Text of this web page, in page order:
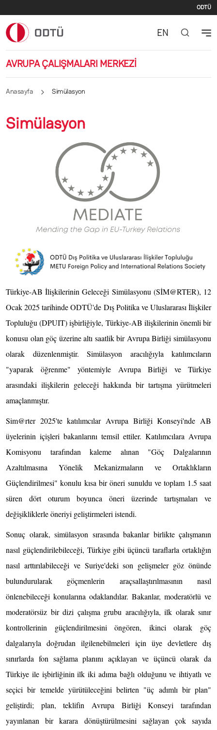
ODTÜ
AVRUPA ÇALIŞMALARI MERKEZİ
EN
Anasayfa Simülasyon
Simülasyon
Türkiye-AB İlişkilerinin Geleceği Simülasyonu (SİM@RTER), 12
Ocak 2025 tarihinde ODTÜ'de Dış Politika ve Uluslararası İlişkiler
Topluluğu (DPUIT) işbirliğiyle, Türkiye-AB ilişkilerinin önemli bir
konusu olan göç üzerine altı saatlik bir Avrupa Birliği simülasyonu
olarak düzenlenmiştir. Simülasyon aracılığıyla katılımcıların
"yaparak öğrenme" yöntemiyle Avrupa Birliği ve Türkiye
arasındaki ilişkilerin geleceği hakkında bir tartışma yürütmeleri
amaçlanmıştır.
Sim@rter 2025'te katılımcılar Avrupa Birliği Konseyi'nde AB
üyelerinin içişleri bakanlarını temsil ettiler. Katılımcılara Avrupa
Komisyonu tarafından kaleme alınan "Göç Dalgalarının
Azaltılmasına Yönelik Mekanizmaların ve Ortaklıkların
Güçlendirilmesi" konulu kısa bir öneri sunuldu ve toplam 1.5 saat
süren dört oturum boyunca öneri üzerinde tartışmaları ve
değişikliklerle öneriyi geliştirmeleri istendi.
Sonuç olarak, simülasyon sırasında bakanlar birlikte çalışmanın
nasıl güçlendirilebileceği, Türkiye gibi üçüncü taraflarla ortaklığın
nasıl arttırılabileceği ve Suriye'deki son gelişmeler göz önünde
bulundurularak göçmenlerin araçsallaştırılmasının nasıl
önlenebileceği konularına odaklandılar. Bakanlar, moderatörlü ve
moderatörsüz bir dizi çalışma grubu aracılığıyla, ilk olarak sınır
kontrollerinin güçlendirilmesini öngören, ikinci olarak göç
dalgalarıyla doğrudan ilgilenebilmeleri için üye devletlere dış
sınırlarda fon sağlama planını açıklayan ve üçüncü olarak da
Türkiye ile işbirliğinin ilk iki adıma bağlı olduğunu ve ihtiyatlı ve
seçici bir temelde yürütüleceğini belirten "üç adımlı bir plan"
geliştirdi; plan, teklifin Avrupa Birliği Konseyi tarafından
yayınlanan bir karara dönüştürülmesini sağlayan çok sayıda